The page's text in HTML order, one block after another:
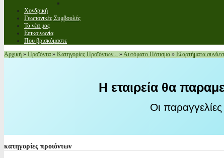
Χονδρική
Γεωπονικές Συμβουλές
Τα νέα μας
Επικοινωνία
Που βρισκόμαστε
Αρχική » Προϊόντα » Κατηγορίες Προϊόντων... »Αυτόματο Πότισμα » Εξαρτήματα
Η εταιρεία θα
Οι
κατηγορίες προιόντων